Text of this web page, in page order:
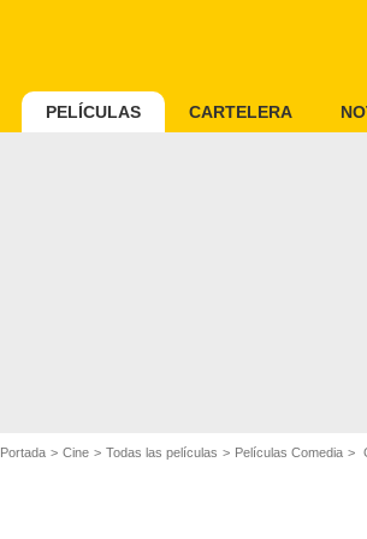
PELÍCULAS CARTELERA
Portada Cine Todas las películas Películas Comedia